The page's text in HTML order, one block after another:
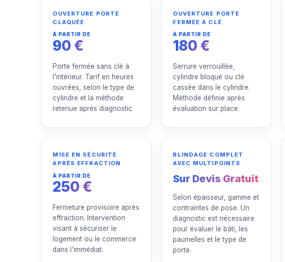
OUVERTURE PORTE
CLAQUÉE
À PARTIR DE
90 €
Porte fermée sans clé à
l'intérieur. Tarif en heures
ouvrées, selon le type de
cylindre et la méthode
retenue après diagnostic.
OUVERTURE PORTE
FERMÉE À CLÉ
À PARTIR DE
180 €
Serrure verrouillée,
cylindre bloqué ou clé
cassée dans le cylindre.
Méthode définie après
évaluation sur place.
MISE EN SÉCURITÉ
APRÈS EFFRACTION
À PARTIR DE
250 €
Fermeture provisoire après
effraction. Intervention
visant à sécuriser le
logement ou le commerce
dans l'immédiat.
BLINDAGE COMPLET
AVEC MULTIPOINTS
Sur Devis Gratuit
Selon épaisseur, gamme et
contraintes de pose. Un
diagnostic est nécessaire
pour évaluer le bâti, les
paumelles et le type de
porte.